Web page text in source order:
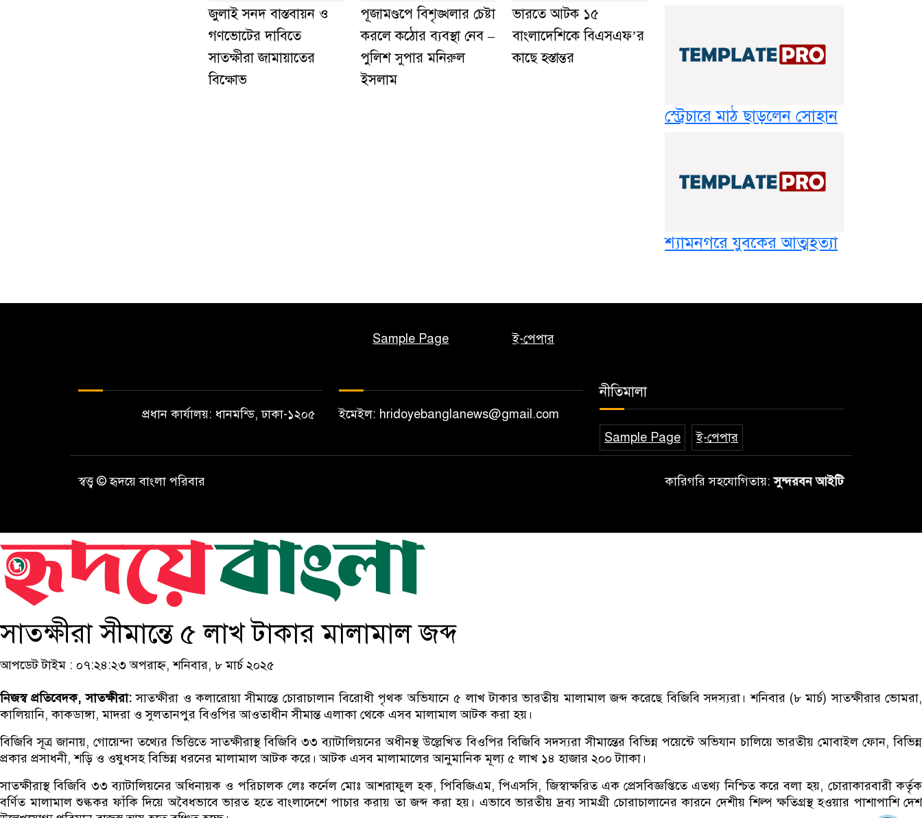
জুলাই সনদ বাস্তবায়ন ও
গণভোটের দাবিতে
সাতক্ষীরা জামায়াতের
বিক্ষোভ
পূজামণ্ডপে বিশৃঙ্খলার চেষ্টা
করলে কঠোর ব্যবস্থা নেব –
পুলিশ সুপার মনিরুল
ইসলাম
ভারতে আটক ১৫
বাংলাদেশিকে বিএসএফ’র
কাছে হস্তান্তর
স্ট্রেচারে মাঠ ছাড়লেন সোহান
শ্যামনগরে যুবকের আত্মহত্যা
Sample Page ই-পেপার
প্রধান কার্যালয়: ধানমন্ডি, ঢাকা-১২০৫ ইমেইল: hridoyebanglanews@gmail.com
নীতিমালা
Sample Page ই-পেপার
স্বত্ত্ব © হৃদয়ে বাংলা পরিবার কারিগরি সহযোগিতায়:সুন্দরবন আইটি
সাতক্ষীরা সীমান্তে ৫ লাখ টাকার মালামাল জব্দ
আপডেট টাইম : ০৭:২৪:২৩ অপরাহ্ন, শনিবার, ৮ মার্চ ২০২৫
নিজস্ব প্রতিবেদক, সাতক্ষীরা:সাতক্ষীরা ও কলারোয়া সীমান্তে চোরাচালান বিরোধী পৃথক অভিযানে ৫ লাখ টাকার ভারতীয় মালামাল জব্দ করেছে বিজিবি সদস্যরা। শনিবার (৮ মার্চ) সাতক্ষীরার ভোমরা,
কালিয়ানি, কাকডাঙ্গা, মাদরা ও সুলতানপুর বিওপির আওতাধীন সীমান্ত এলাকা থেকে এসব মালামাল আটক করা হয়।
বিজিবি সূত্র জানায়, গোয়েন্দা তথ্যের ভিত্তিতে সাতক্ষীরাস্থ বিজিবি ৩৩ ব্যাটালিয়নের অধীনস্থ উল্লেখিত বিওপির বিজিবি সদস্যরা সীমান্তের বিভিন্ন পয়েন্টে অভিযান চালিয়ে ভারতীয় মোবাইল ফোন, বিভিন্ন
প্রকার প্রসাধনী, শড়ি ও ওষুধসহ বিভিন্ন ধরনের মালামাল আটক করে। আটক এসব মালামালের আনুমানিক মূল্য ৫ লাখ ১৪ হাজার ২০০ টাাকা।
সাতক্ষীরাস্থ বিজিবি ৩৩ ব্যাটালিয়নের অধিনায়ক ও পরিচালক লেঃ কর্নেল মোঃ আশরাফুল হক, পিবিজিএম, পিএসসি, জিস্বাক্ষরিত এক প্রেসবিজ্ঞপ্তিতে এতথ্য নিশ্চিত করে বলা হয়, চোরাকারবারী কর্তৃক
বর্ণিত মালামাল শুল্ককর ফাঁকি দিয়ে অবৈধভাবে ভারত হতে বাংলাদেশে পাচার করায় তা জব্দ করা হয়। এভাবে ভারতীয় দ্রব্য সামগ্রী চোরাচালানের কারনে দেশীয় শিল্প ক্ষতিগ্রস্থ হওয়ার পাশাপাশি দেশ